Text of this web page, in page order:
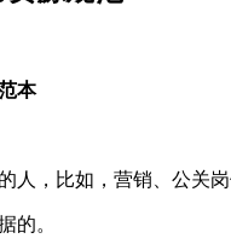
本
人，比如，营销、公关
的。